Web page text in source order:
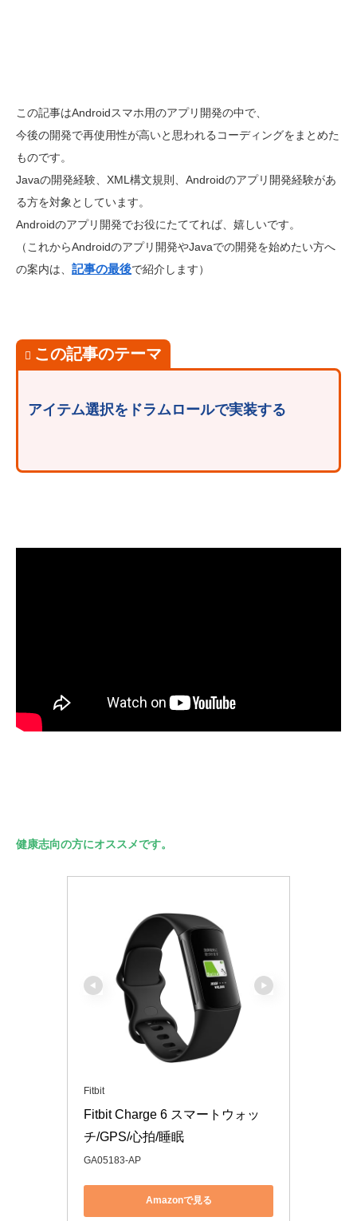
この記事はAndroidスマホ用のアプリ開発の中で、
今後の開発で再使用性が高いと思われるコーディングをまとめた
ものです。
Javaの開発経験、XML構文規則、Androidのアプリ開発経験があ
る方を対象としています。
Androidのアプリ開発でお役にたててれば、嬉しいです。
（これからAndroidのアプリ開発やJavaでの開発を始めたい方へ
の案内は、 記事の最後で紹介します）
この記事のテーマ
アイテム選択をドラムロールで実装する
健康志向の方にオススメです。
Fitbit
Fitbit Charge 6 スマートウォッ
チ/GPS/心拍/睡眠
GA05183-AP
Amazonで見る